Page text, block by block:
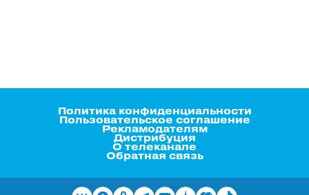
Политика конфиденциальности
Пользовательское соглашение
Рекламодателям
Дистрибуция
О телеканале
Обратная связь